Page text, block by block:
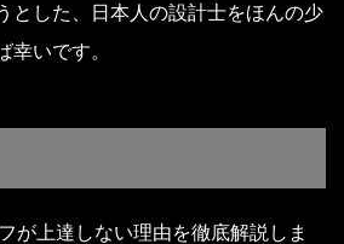
とした、日本人の設計士をほんの少
幸いです。
が上達しない理由を徹底解説しま